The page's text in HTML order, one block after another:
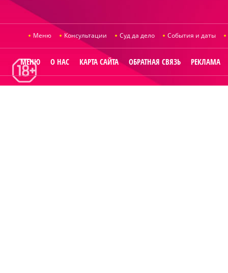
Меню Консультации Суд да дело События и даты
МЕНЮ О НАС КАРТА САЙТА ОБРАТНАЯ СВЯЗЬ РЕКЛАМА